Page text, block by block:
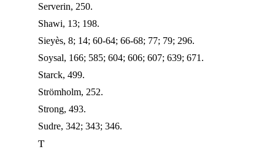
Serverin, 250.
Shawi, 13; 198.
Sieyès, 8; 14; 60-64; 66-68; 77; 79; 296.
Soysal, 166; 585; 604; 606; 607; 639; 671.
Starck, 499.
Strömholm, 252.
Strong, 493.
Sudre, 342; 343; 346.
T